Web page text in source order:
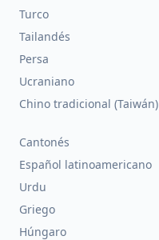
Turco
Tailandés
Persa
Ucraniano
Chino tradicional (Taiwán)
Cantonés
Español latinoamericano
Urdu
Griego
Húngaro